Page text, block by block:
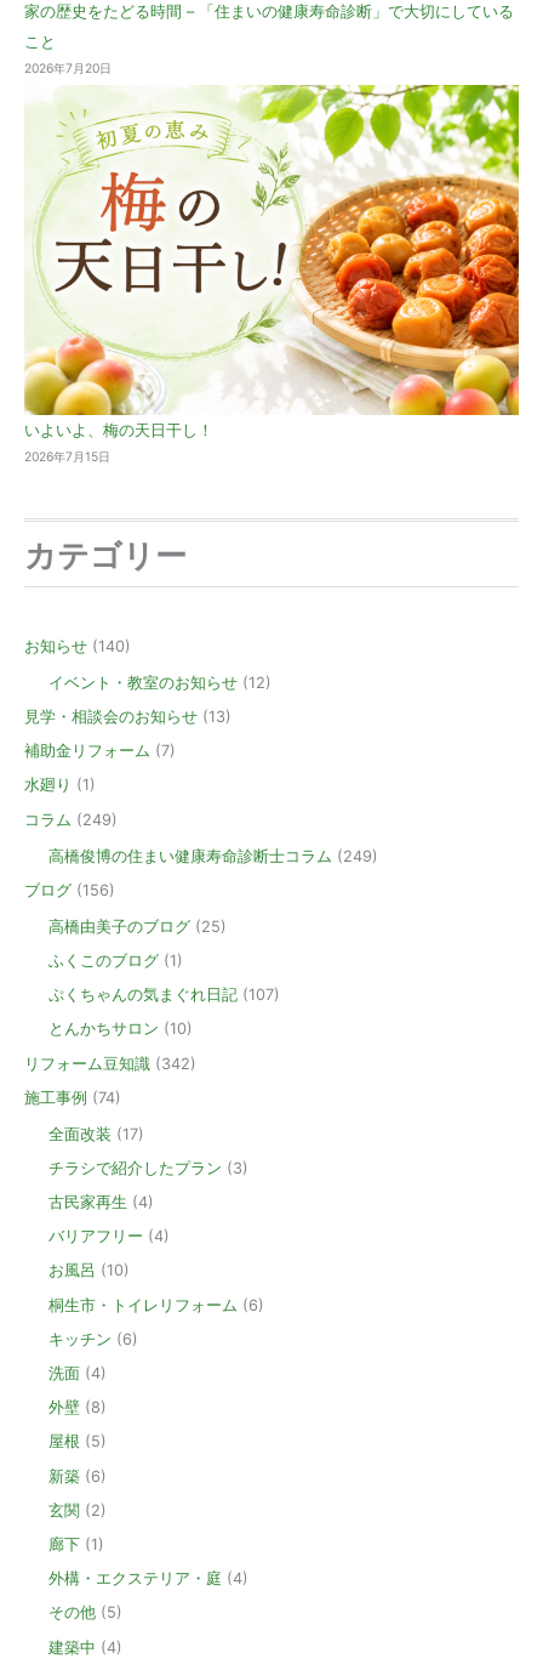
家の歴史をたどる時間 – 「住まいの健康寿命診断」で大切にしている
こと
2026年7月20日
いよいよ、梅の天日干し！
2026年7月15日
カテゴリー
お知らせ (140)
イベント・教室のお知らせ (12)
見学・相談会のお知らせ (13)
補助金リフォーム (7)
水廻り (1)
コラム (249)
高橋俊博の住まい健康寿命診断士コラム (249)
ブログ (156)
高橋由美子のブログ (25)
ふくこのブログ (1)
ぷくちゃんの気まぐれ日記 (107)
とんかちサロン (10)
リフォーム豆知識 (342)
施工事例 (74)
全面改装 (17)
チラシで紹介したプラン (3)
古民家再生 (4)
バリアフリー (4)
お風呂 (10)
桐生市・トイレリフォーム (6)
キッチン (6)
洗面 (4)
外壁 (8)
屋根 (5)
新築 (6)
玄関 (2)
廊下 (1)
外構・エクステリア・庭 (4)
その他 (5)
建築中 (4)